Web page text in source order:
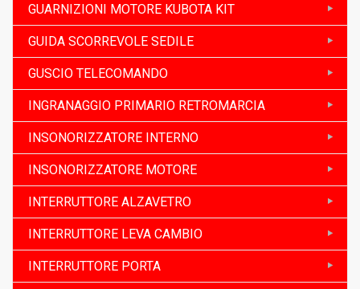
GUARNIZIONI MOTORE KUBOTA KIT
GUIDA SCORREVOLE SEDILE
GUSCIO TELECOMANDO
INGRANAGGIO PRIMARIO RETROMARCIA
INSONORIZZATORE INTERNO
INSONORIZZATORE MOTORE
INTERRUTTORE ALZAVETRO
INTERRUTTORE LEVA CAMBIO
INTERRUTTORE PORTA